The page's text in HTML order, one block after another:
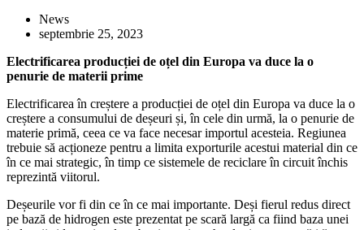
News
septembrie 25, 2023
Electrificarea producției de oțel din Europa va duce la o
penurie de materii prime
Electrificarea în creștere a producției de oțel din Europa va duce la o
creștere a consumului de deșeuri și, în cele din urmă, la o penurie de
materie primă, ceea ce va face necesar importul acesteia. Regiunea
trebuie să acționeze pentru a limita exporturile acestui material din ce
în ce mai strategic, în timp ce sistemele de reciclare în circuit închis
reprezintă viitorul.
Deșeurile vor fi din ce în ce mai importante. Deși fierul redus direct
pe bază de hidrogen este prezentat pe scară largă ca fiind baza unei